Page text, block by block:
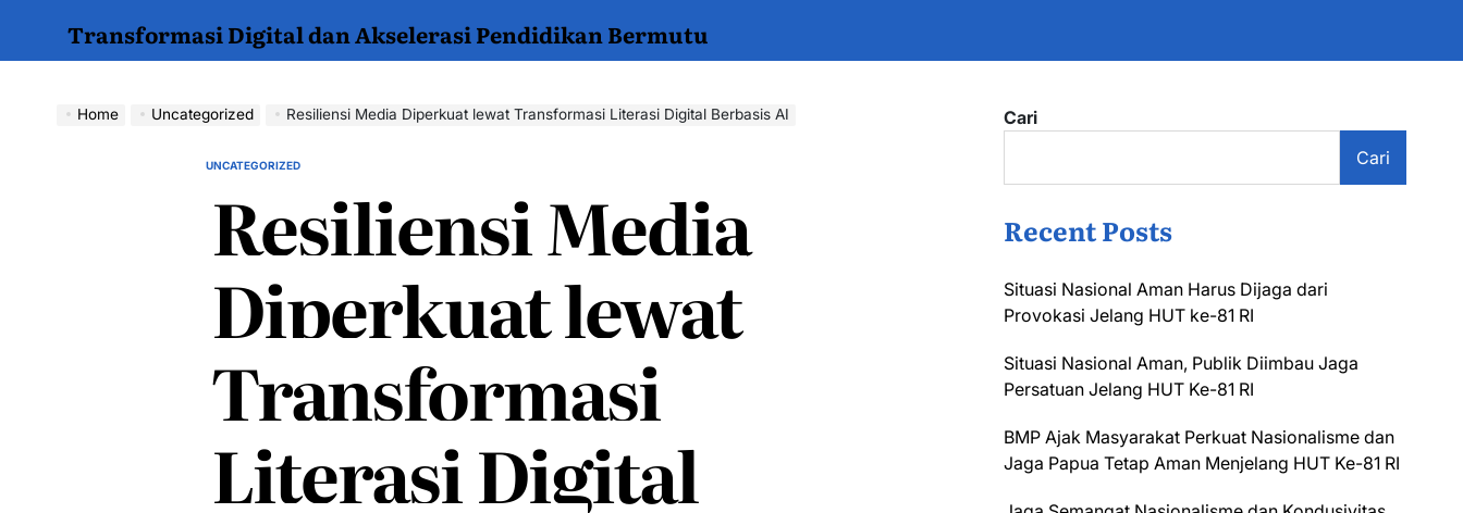
Transformasi Digital dan Akselerasi Pendidikan Bermutu
Home Uncategorized Resiliensi Media Diperkuat lewat Transformasi Literasi Digital Berbasis AI
POSTED
UNCATEGORIZED
Resiliensi Media
Diperkuat lewat
Transformasi
Literasi Digital
Cari
Cari
Recent Posts
Situasi Nasional Aman Harus Dijaga dari
Provokasi Jelang HUT ke-81 RI
Situasi Nasional Aman, Publik Diimbau Jaga
Persatuan Jelang HUT Ke-81 RI
BMP Ajak Masyarakat Perkuat Nasionalisme dan
Jaga Papua Tetap Aman Menjelang HUT Ke-81 RI